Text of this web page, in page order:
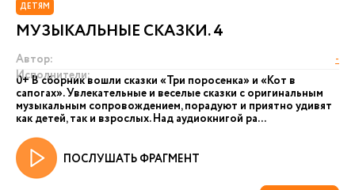
ДЕТЯМ
МУЗЫКАЛЬНЫЕ СКАЗКИ. 4
Автор:
-
Исполнители:
0+ В сборник вошли сказки «Три поросенка» и «Кот в
сапогах». Увлекательные и веселые сказки с оригинальным
музыкальным сопровождением, порадуют и приятно удивят
как детей, так и взрослых. Над аудиокнигой ра...
ПОСЛУШАТЬ ФРАГМЕНТ